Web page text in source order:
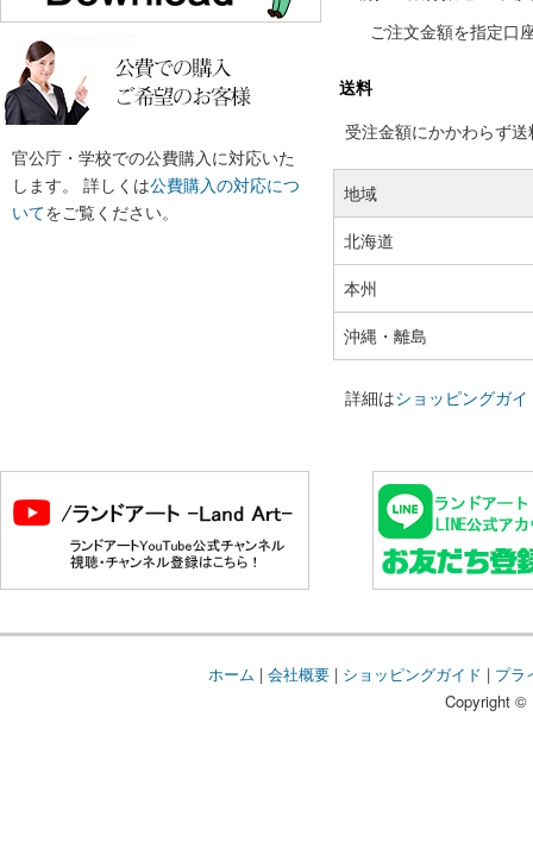
官公庁・学校での公費購入に対応いた
します。 詳しくは公費購入の対応につ
いてをご覧ください。
ご注文金額を指定口
送料
受注金額にかかわらず
地域
北海道
本州
沖縄・離島
詳細はショッピングガイ
ホーム | 会社概要| ショッピングガイド | プラ
Copyright ©